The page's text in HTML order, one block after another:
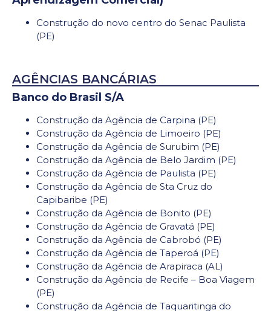
Construção do novo centro do Senac Paulista
(PE)
AGÊNCIAS BANCÁRIAS
Banco do Brasil S/A
Construção da Agência de Carpina (PE)
Construção da Agência de Limoeiro (PE)
Construção da Agência de Surubim (PE)
Construção da Agência de Belo Jardim (PE)
Construção da Agência de Paulista (PE)
Construção da Agência de Sta Cruz do
Capibaribe (PE)
Construção da Agência de Bonito (PE)
Construção da Agência de Gravatá (PE)
Construção da Agência de Cabrobó (PE)
Construção da Agência de Taperoá (PE)
Construção da Agência de Arapiraca (AL)
Construção da Agência de Recife – Boa Viagem
(PE)
Construção da Agência de Taquaritinga do